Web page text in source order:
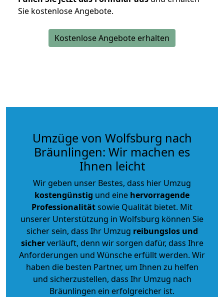
Sie kostenlose Angebote.
Kostenlose Angebote erhalten
Umzüge von Wolfsburg nach
Bräunlingen: Wir machen es
Ihnen leicht
Wir geben unser Bestes, dass hier Umzug
kostengünstig und eine hervorragende
Professionalitätsowie Qualität bietet. Mit
unserer Unterstützung in Wolfsburg können Sie
sicher sein, dass Ihr Umzug reibungslos und
sicherverläuft, denn wir sorgen dafür, dass Ihre
Anforderungen und Wünsche erfüllt werden. Wir
haben die besten Partner, um Ihnen zu helfen
und sicherzustellen, dass Ihr Umzug nach
Bräunlingen ein erfolgreicher ist.